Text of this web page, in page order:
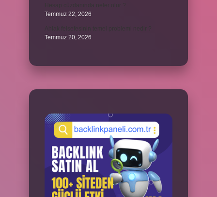
Temmuz 22, 2026
Temmuz 20, 2026